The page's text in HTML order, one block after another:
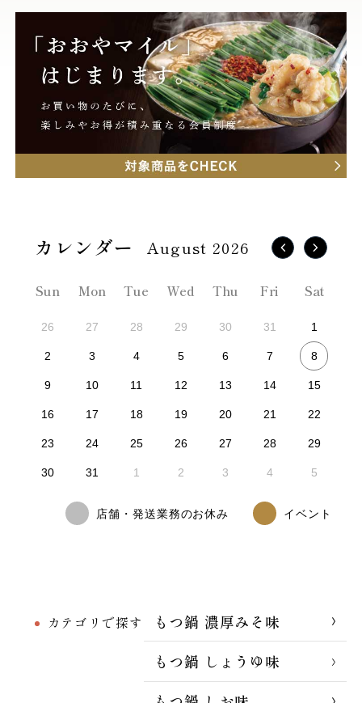
カテゴリで探す
もつ鍋 濃厚みそ味
もつ鍋 しょうゆ味
August 2026
Sun Mon Tue Wed Thu Fri Sat
26 27 28 29 30 31 1
2 3 4 5 6 7 8
9 10 11 12 13 14 15
16 17 18 19 20 21 22
23 24 25 26 27 28 29
30 31 1 2 3 4 5
店舗・発送業務のお休み イベント